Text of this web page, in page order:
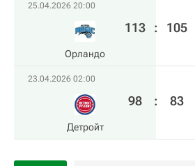
25.04.2026 20:00
Орландо
113 : 105
23.04.2026 02:00
Детройт
98 : 83